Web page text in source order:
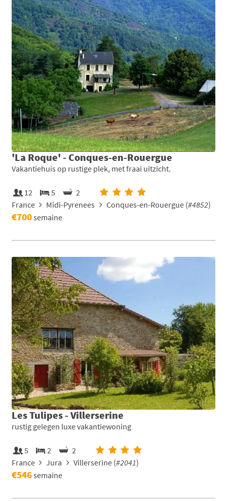
'La Roque' - Conques-en-Rouergue
Vakantiehuis op rustige plek, met fraai uitzicht.
12 5
2
France
Midi-Pyrenees Conques-en-Rouergue (#4852)
€700semaine
Les Tulipes - Villerserine
rustig gelegen luxe vakantiewoning
5 2
2
France
Jura Villerserine (#2041)
€546semaine